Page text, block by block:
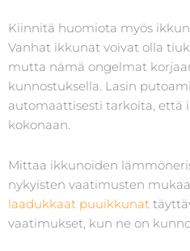
Kiinnitä huomiota myös
Vanhat ikkunat voivat olla
mutta nämä ongelmat
kunnostuksella. Lasin
automaattisesti tarkoita, että
kokonaan.
Mittaa ikkunoiden
nykyisten vaatimusten
laadukkaat puuikkunat
vaatimukset, kun ne on